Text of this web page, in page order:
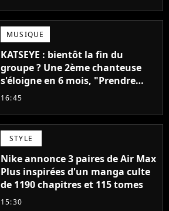
MUSIQUE
KATSEYE : bientôt la fin du
groupe ? Une 2ème chanteuse
s'éloigne en 6 mois, "Prendre
cette décision n’a pas été facile"
16:45
STYLE
Nike annonce 3 paires de Air Max
Plus inspirées d'un manga culte
de 1190 chapitres et 115 tomes
15:30